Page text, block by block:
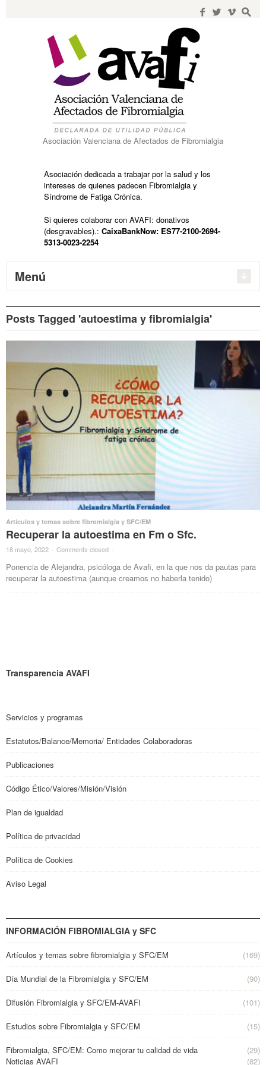
f w i s
Asociación Valenciana de Afectados de Fibromialgia
Asociación dedicada a trabajar por la salud y los
intereses de quienes padecen Fibromialgia y
Síndrome de Fatiga Crónica.
Si quieres colaborar con AVAFI: donativos
(desgravables).:CaixaBankNow: ES77-2100-2694-
5313-0023-2254
Menú
Posts Tagged 'autoestima y fibromialgia'
Artículos y temas sobre fibromialgia y SFC/EM
Recuperar la autoestima en Fm o Sfc.
18 mayo, 2022 · Comments closed ·
Ponencia de Alejandra, psicóloga de Avafi, en la que nos da pautas para
recuperar la autoestima (aunque creamos no haberla tenido)
Transparencia AVAFI
Servicios y programas
Estatutos/Balance/Memoria/ Entidades Colaboradoras
Publicaciones
Código Ético/Valores/Misión/Visión
Plan de igualdad
Política de privacidad
Política de Cookies
Aviso Legal
INFORMACIÓN FIBROMIALGIA y SFC
Artículos y temas sobre fibromialgia y SFC/EM (169)
Día Mundial de la Fibromialgia y SFC/EM (90)
Difusión Fibromialgia y SFC/EM-AVAFI (101)
Estudios sobre Fibromialgia y SFC/EM (15)
Fibromialgia, SFC/EM: Como mejorar tu calidad de vida
(29)
Noticias AVAFI
(82)